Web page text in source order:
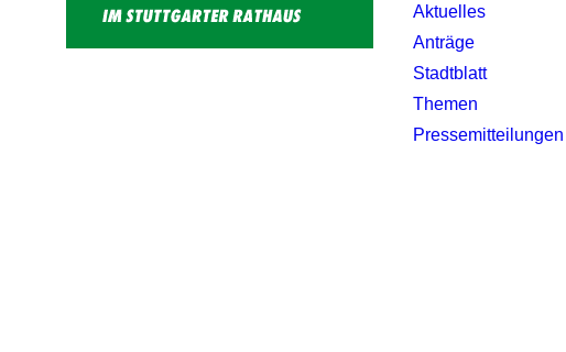
Aktuelles
Anträge
Stadtblatt
Themen
Pressemitteilungen